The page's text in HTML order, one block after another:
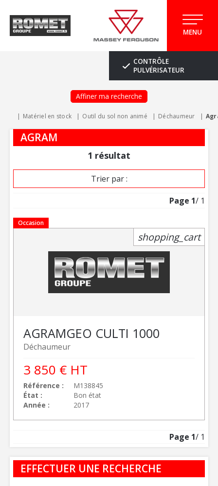
MENU
CONTRÔLE
PULVÉRISATEUR
Affiner ma recherche
Matériel en stock Outil du sol non animé Déchaumeur
AGRAM
1 résultat
Trier par :
Page 1/ 1
Occasion
Déchaumeur
AGRAMGEO CULTI 1000
Référence
M138845
État
Bon état
Année
2017
3 850 € HT
shopping_cart
Page 1/ 1
EFFECTUER UNE RECHERCHE